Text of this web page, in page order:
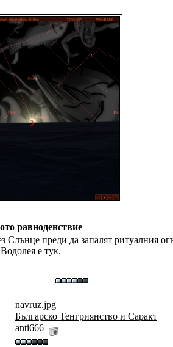
равноденствие
Слънце преди да запалят ритуалния
е тук.
navruz.jpg
Българско Тенгриянство и Саракт
anti666